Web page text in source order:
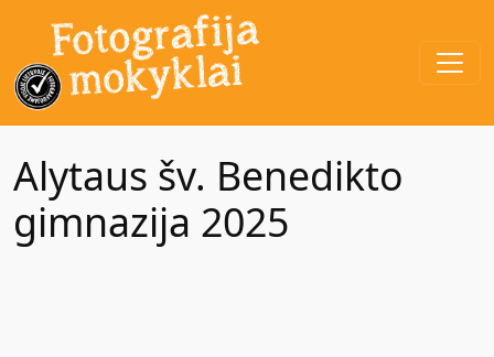
Alytaus šv. Benedikto
gimnazija 2025